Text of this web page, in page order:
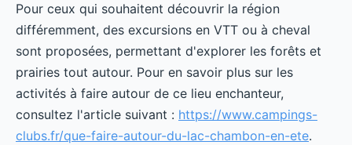
Pour ceux qui souhaitent découvrir la région
différemment, des excursions en VTT ou à cheval
sont proposées, permettant d'explorer les forêts et
prairies tout autour. Pour en savoir plus sur les
activités à faire autour de ce lieu enchanteur,
consultez l'article suivant : https://www.campings-
clubs.fr/que-faire-autour-du-lac-chambon-en-ete.